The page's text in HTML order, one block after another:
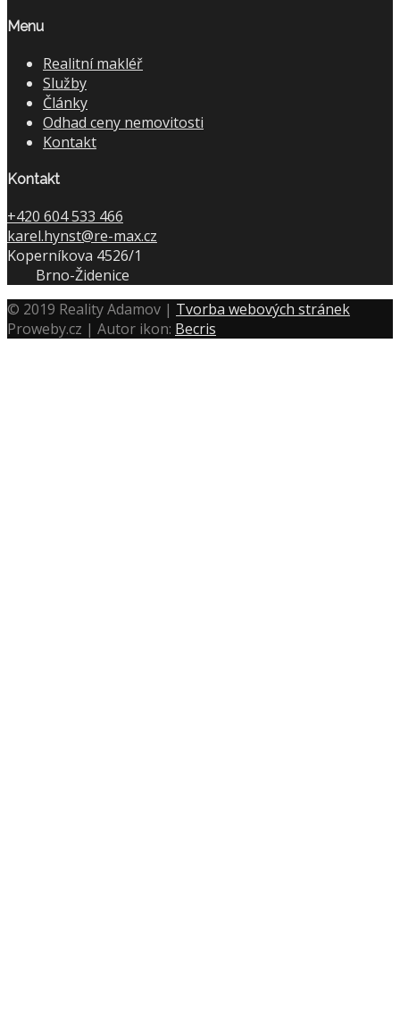
Menu
Realitní makléř
Služby
Články
Odhad ceny nemovitosti
Kontakt
Kontakt
+420 604 533 466
karel.hynst@re-max.cz
Koperníkova 4526/1
Brno-Židenice
© 2019 Reality Adamov | Tvorba webových stránek
Proweby.cz | Autor ikon: Becris